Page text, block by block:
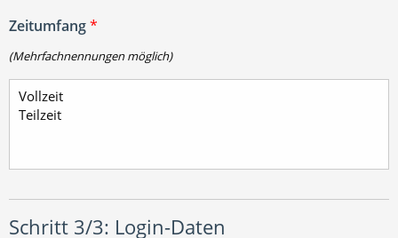
Zeitumfang*
(Mehrfachnennungen möglich)
Schritt 3/3: Login-Daten